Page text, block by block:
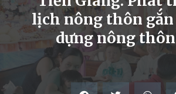
lịch nông thôn
dựng nông